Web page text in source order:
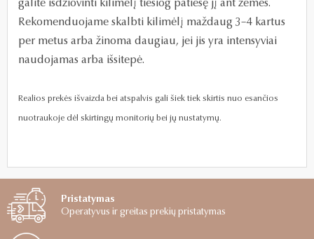
galite išdžiovinti kilimėlį tiesiog patiesę jį ant žemės.
Rekomenduojame skalbti kilimėlį maždaug 3–4 kartus
per metus arba žinoma daugiau, jei jis yra intensyviai
naudojamas arba išsitepė.
Realios prekės išvaizda bei atspalvis gali šiek tiek skirtis nuo esančios
nuotraukoje dėl skirtingų monitorių bei jų nustatymų.
Pristatymas
Operatyvus ir greitas prekių pristatymas